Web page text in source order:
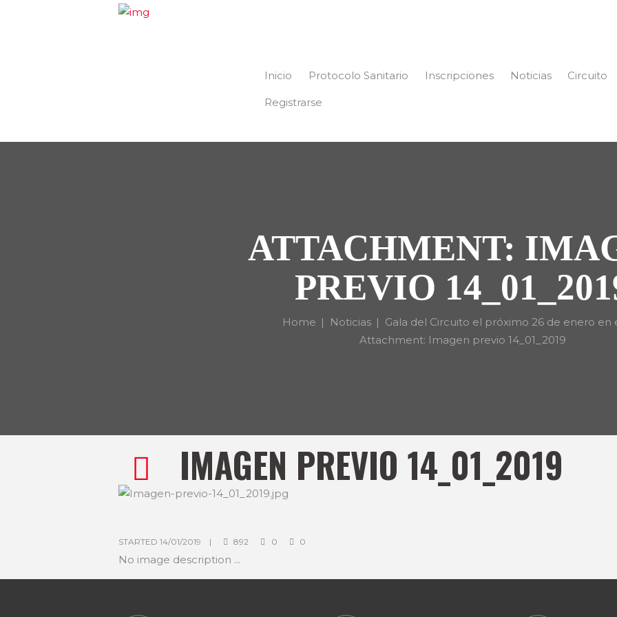
Inicio Protocolo Sanitario Inscripciones Noticias Circuito
Registrarse
ATTACHMENT:
PREVIO
Home Noticias
Gala del Circuito el próximo 26 de enero en
Attachment: Imagen previo 14_01_2019
IMAGEN PREVIO 14_01_2019
STARTED 14/01/2019 892 0 0
No image description ...